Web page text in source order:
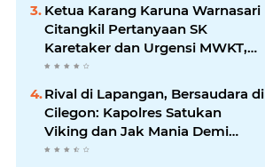
Ketua Karang Karuna Warnasari
Citangkil Pertanyaan SK
Karetaker dan Urgensi MWKT,
Saat Suasana Berduka
Rival di Lapangan, Bersaudara di
Cilegon: Kapolres Satukan
Viking dan Jak Mania Demi
Nobar Damai Piala Presiden